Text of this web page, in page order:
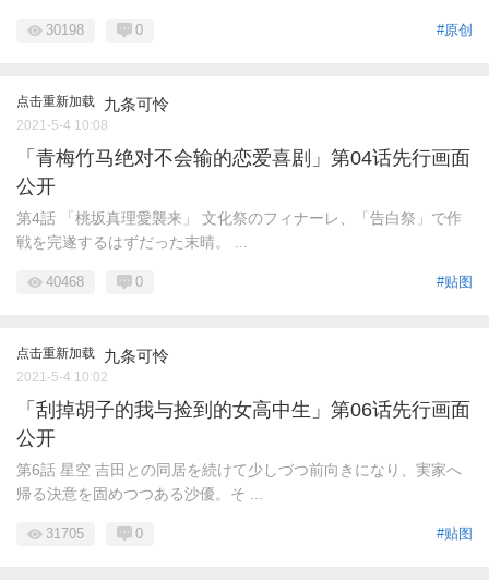
#原创
30198 0
点击重新加载 九条可怜
2021-5-4 10:08
「青梅竹马绝对不会输的恋爱喜剧」第04话先行画面
公开
第4話 「桃坂真理愛襲来」 文化祭のフィナーレ、「告白祭」で作
戦を完遂するはずだった末晴。 ...
#贴图
40468 0
点击重新加载 九条可怜
2021-5-4 10:02
「刮掉胡子的我与捡到的女高中生」第06话先行画面
公开
第6話 星空 吉田との同居を続けて少しづつ前向きになり、実家へ
帰る決意を固めつつある沙優。そ ...
#贴图
31705 0